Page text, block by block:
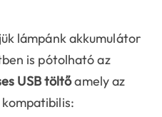
lámpánk akkumulátor
is pótolható az
USB töltőamely az